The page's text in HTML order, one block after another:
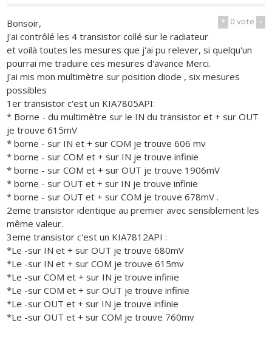
+ 0vote -
Bonsoir,
J'ai contrôlé les 4 transistor collé sur le radiateur
et voilà toutes les mesures que j'ai pu relever, si quelqu'un
pourrai me traduire ces mesures d'avance Merci.
J'ai mis mon multimètre sur position diode , six mesures
possibles
1er transistor c'est un KIA7805API:
* Borne - du multimètre sur le IN du transistor et + sur OUT
je trouve 615mV
* borne - sur IN et + sur COM je trouve 606 mv
* borne - sur COM et + sur IN je trouve infinie
* borne - sur COM et + sur OUT je trouve 1906mV
* borne - sur OUT et + sur IN je trouve infinie
* borne - sur OUT et + sur COM je trouve 678mV .
2eme transistor identique au premier avec sensiblement les
même valeur.
3eme transistor c'est un KIA7812API :
*Le -sur IN et + sur OUT je trouve 680mV
*Le -sur IN et + sur COM je trouve 615mv
*Le -sur COM et + sur IN je trouve infinie
*Le -sur COM et + sur OUT je trouve infinie
*Le -sur OUT et + sur IN je trouve infinie
*Le -sur OUT et + sur COM je trouve 760mv